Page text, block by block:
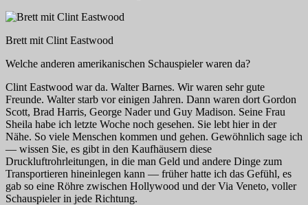
Brett mit Clint Eastwood
Welche anderen amerikanischen Schauspieler waren da?
Clint Eastwood war da. Walter Barnes. Wir waren sehr gute
Freunde. Walter starb vor einigen Jahren. Dann waren dort Gordon
Scott, Brad Harris, George Nader und Guy Madison. Seine Frau
Sheila habe ich letzte Woche noch gesehen. Sie lebt hier in der
Nähe. So viele Menschen kommen und gehen. Gewöhnlich sage ich
— wissen Sie, es gibt in den Kaufhäusern diese
Druckluftrohrleitungen, in die man Geld und andere Dinge zum
Transportieren hineinlegen kann — früher hatte ich das Gefühl, es
gab so eine Röhre zwischen Hollywood und der Via Veneto, voller
Schauspieler in jede Richtung.